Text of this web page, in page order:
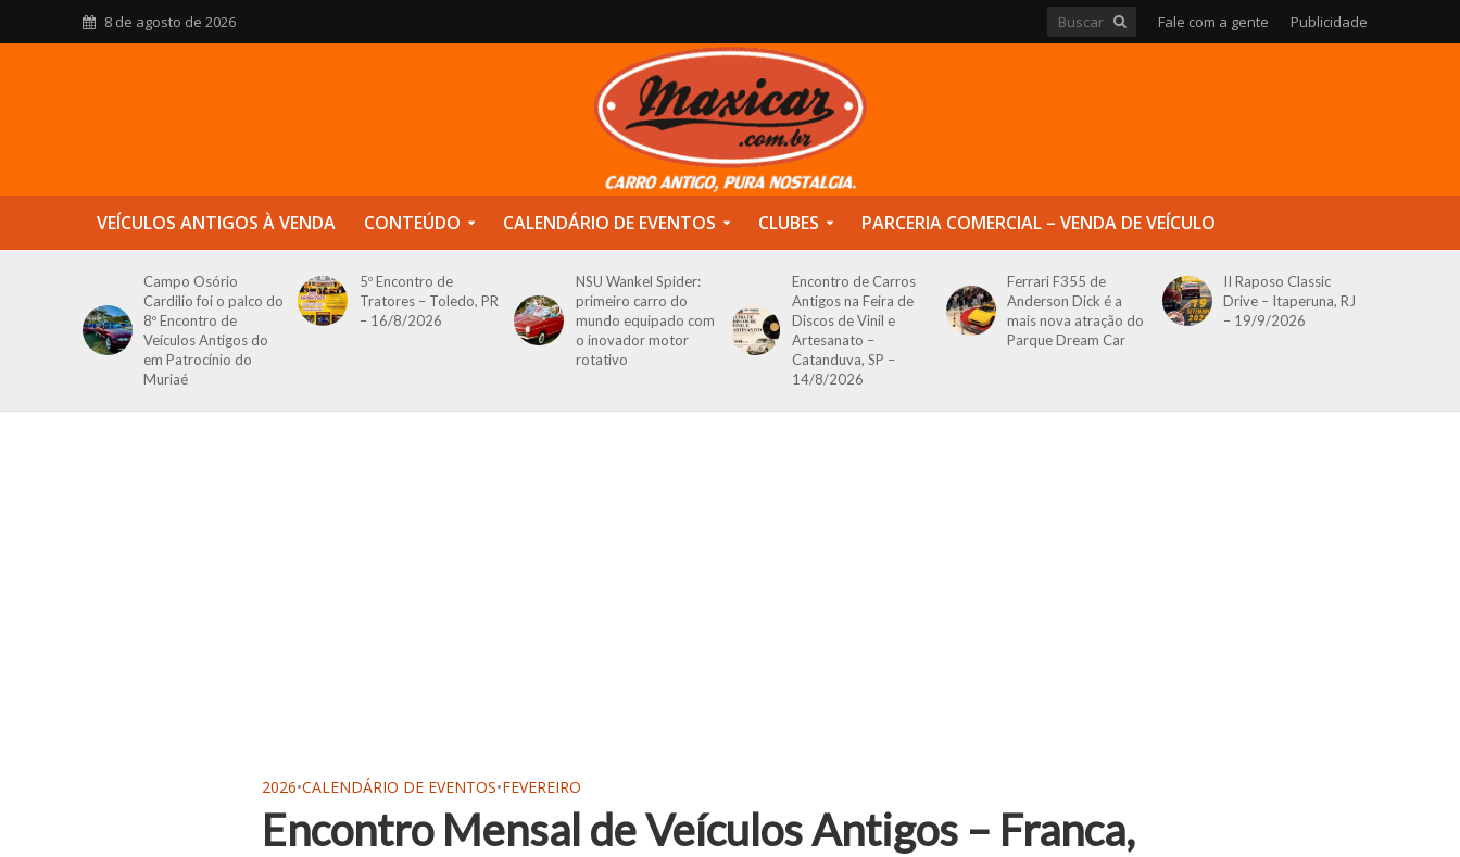
8 de agosto de 2026 Fale com a gente Publicidade
VEÍCULOS ANTIGOS À VENDA CONTEÚDO CALENDÁRIO DE EVENTOS CLUBES PARCERIA COMERCIAL – VENDA DE VEÍCULO
Campo Osório
Cardilio foi o palco do
8º Encontro de
Veículos Antigos do
em Patrocínio do
Muriaé
5º Encontro de
Tratores – Toledo, PR
– 16/8/2026
NSU Wankel Spider:
primeiro carro do
mundo equipado com
o inovador motor
rotativo
Encontro de Carros
Antigos na Feira de
Discos de Vinil e
Artesanato –
Catanduva, SP –
14/8/2026
Ferrari F355 de
Anderson Dick é a
mais nova atração do
Parque Dream Car
II Raposo Classic
Drive – Itaperuna, RJ
– 19/9/2026
2026•CALENDÁRIO DE EVENTOS•FEVEREIRO
Encontro Mensal de Veículos Antigos – Franca,